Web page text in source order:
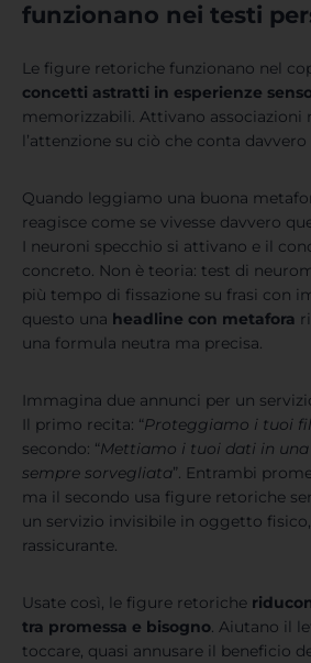
funzionano nei testi
Le figure retoriche funzionano nel
concetti astratti in esperienze
memorizzabili. Attivano associazioni
l’attenzione su ciò che conta
Quando leggiamo una buona
reagisce come se vivesse davvero
I neuroni specchio si attivano e il
concreto. Non è teoria: test di
più tempo di fissazione su frasi con
questo una headline con metafora
una formula neutra ma precisa.
Immagina due annunci per un
Il primo recita: “Proteggiamo i tuoi
secondo: “Mettiamo i tuoi dati in
sempre sorvegliata”. Entrambi
ma il secondo usa figure retoriche
un servizio invisibile in oggetto
rassicurante.
Usate così, le figure retoriche
tra promessa e bisogno. Aiutano il
toccare, quasi annusare il beneficio